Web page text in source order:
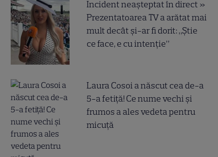
Incident neașteptat în direct »
Prezentatoarea TV a arătat mai
mult decât și-ar fi dorit: „Știe
ce face, e cu intenție”
Laura Cosoi a născut cea de-a
5-a fetiță! Ce nume vechi și
frumos a ales vedeta pentru
micuță